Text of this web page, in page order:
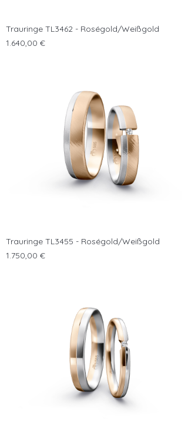
Trauringe TL3462 - Roségold/Weißgold
Preis
1.640,00 €
Trauringe TL3455 - Roségold/Weißgold
Preis
1.750,00 €